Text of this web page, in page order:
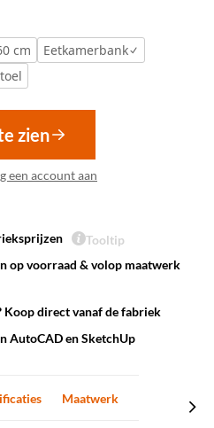
cm
Eetkamerbank
zien
een account aan
Tooltip
op voorraad & volop maatwerk
Koop direct vanaf de fabriek
AutoCAD en SketchUp
Maatwerk